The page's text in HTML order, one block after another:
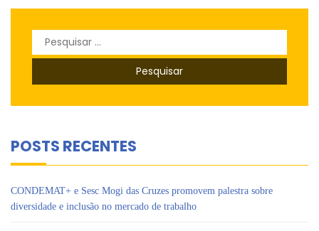
Pesquisar
por:
POSTS RECENTES
CONDEMAT+ e Sesc Mogi das Cruzes promovem palestra sobre
diversidade e inclusão no mercado de trabalho